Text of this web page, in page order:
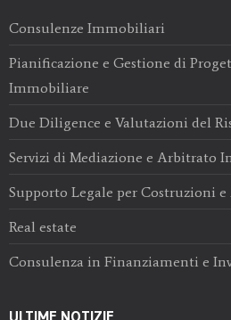
Consulenze Immobiliari
Pianificazione e Gestione di
Immobiliare
Due Diligence e Valutazioni del
Servizi di Mediazione e Arbitrato
Supporto Legale per Costruzioni
Real estate
Consulenza in Finanziamenti e
ULTIME NOTIZIE